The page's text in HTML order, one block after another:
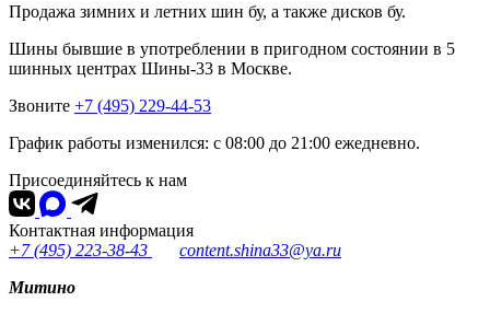
Продажа зимних и летних шин бу, а также дисков бу.
Шины бывшие в употреблении в пригодном состоянии в 5
шинных центрах Шины-33 в Москве.
Звоните +7 (495) 229-44-53
График работы изменился: с 08:00 до 21:00 ежедневно.
Присоединяйтесь к нам
Контактная информация
+7 (495) 223-38-43
content.shina33@ya.ru
Митино